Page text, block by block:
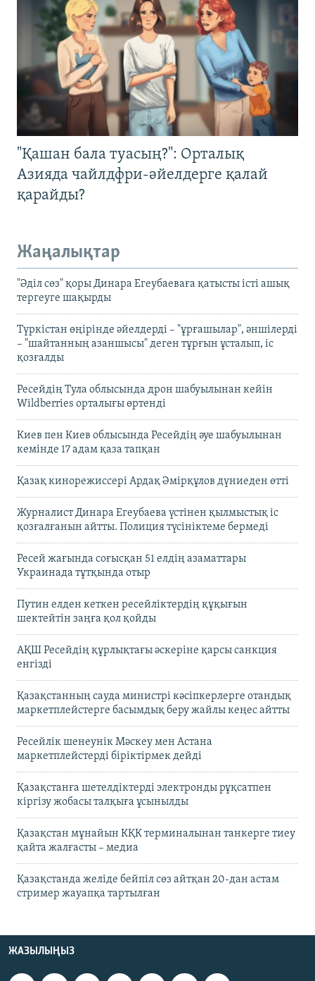
"Қашан бала туасың?": Орталық
Азияда чайлдфри-әйелдерге қалай
қарайды?
Жаңалықтар
"Әділ сөз" қоры Динара Егеубаеваға қатысты істі ашық
тергеуге шақырды
Түркістан өңірінде әйелдерді – "ұрғашылар", әншілерді
– "шайтанның азаншысы" деген тұрғын ұсталып, іс
қозғалды
Ресейдің Тула облысында дрон шабуылынан кейін
Wildberries орталығы өртенді
Киев пен Киев облысында Ресейдің әуе шабуылынан
кемінде 17 адам қаза тапқан
Қазақ кинорежиссері Ардақ Әмірқұлов дүниеден өтті
Журналист Динара Егеубаева үстінен қылмыстық іс
қозғалғанын айтты. Полиция түсініктеме бермеді
Ресей жағында соғысқан 51 елдің азаматтары
Украинада тұтқында отыр
Путин елден кеткен ресейліктердің құқығын
шектейтін заңға қол қойды
АҚШ Ресейдің құрлықтағы әскеріне қарсы санкция
енгізді
Қазақстанның сауда министрі кәсіпкерлерге отандық
маркетплейстерге басымдық беру жайлы кеңес айтты
Ресейлік шенеунік Мәскеу мен Астана
маркетплейстерді біріктірмек дейді
Қазақстанға шетелдіктерді электронды рұқсатпен
кіргізу жобасы талқыға ұсынылды
Қазақстан мұнайын КҚК терминалынан танкерге тиеу
қайта жалғасты – медиа
Қазақстанда желіде бейпіл сөз айтқан 20-дан астам
стример жауапқа тартылған
ЖАЗЫЛЫҢЫЗ